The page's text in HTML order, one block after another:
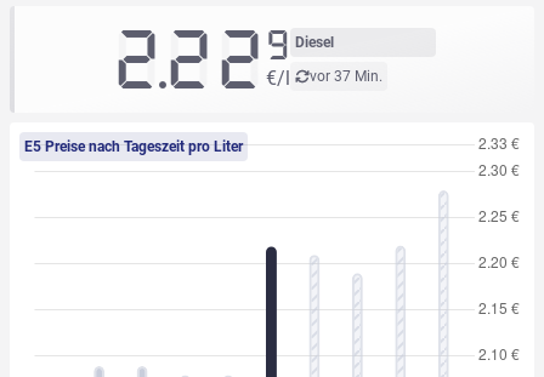
Diesel
vor 37 Min.
2.229
€/l
E5 Preise nach Tageszeit pro Liter